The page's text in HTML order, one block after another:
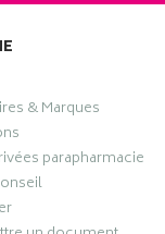
& Marques
parapharmacie